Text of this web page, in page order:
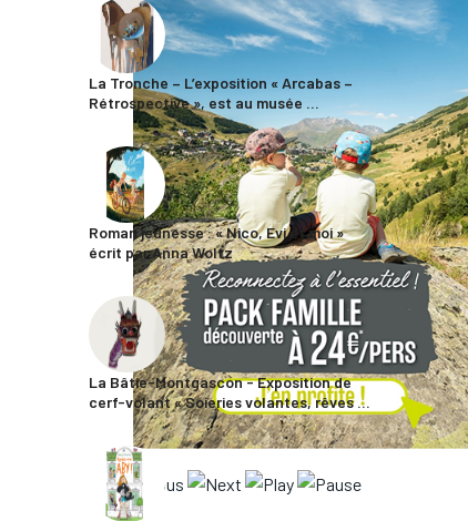
La Tronche – L’exposition « Arcabas –
Rétrospective », est au musée ...
Roman jeunesse : « Nico, Evi et moi »
écrit par Anna Woltz
La Bâtie-Montgascon - Exposition de
cerf-volant « Soieries volantes, rêves ...